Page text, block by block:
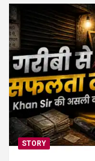
STORY